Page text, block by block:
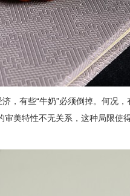
，有些“牛奶”必须倒掉。何况
美特性不无关系，这种局限使